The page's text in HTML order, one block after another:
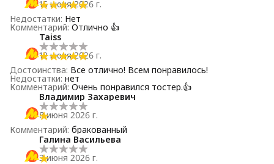
15 июня 2026 г.
Недостатки: Нет
Комментарий: Отлично 👍
Taiss
12 июня 2026 г.
Достоинства: Все отлично! Всем понравилось!
Недостатки: нет
Комментарий: Очень понравился тостер.👍
Владимир Захаревич
8 июня 2026 г.
Комментарий: бракованный
Галина Васильева
3 июня 2026 г.